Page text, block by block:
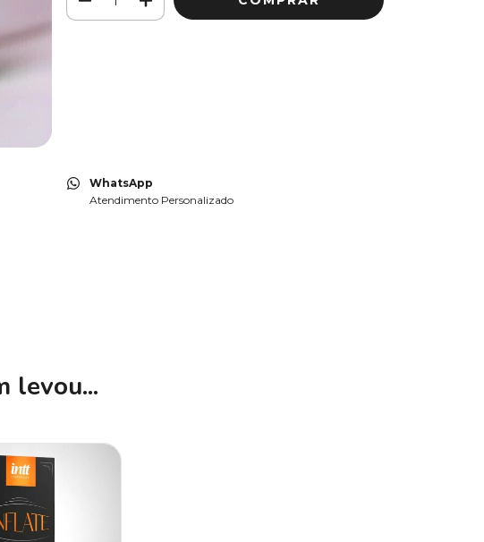
WhatsApp
Atendimento Personalizado
levou...